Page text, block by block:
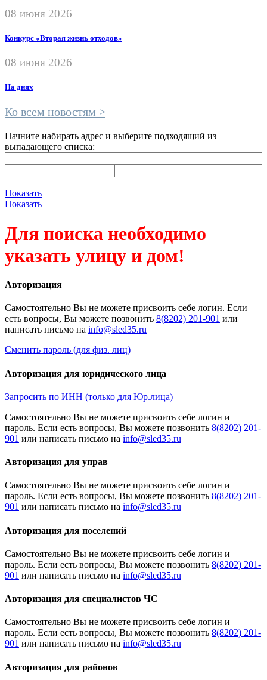
08 июня 2026
Конкурс «Вторая жизнь отходов»
08 июня 2026
На днях
Ко всем новостям >
Начните набирать адрес и выберите подходящий из
выпадающего списка:
Показать
Показать
Для поиска необходимо
указать улицу и дом!
Авторизация
Cамостоятельно Вы не можете присвоить себе логин. Если
есть вопросы, Вы можете позвонить 8(8202) 201-901 или
написать письмо на
Сменить пароль (для физ. лиц)
Авторизация для юридического лица
Запросить по ИНН (только для Юр.лица)
Cамостоятельно Вы не можете присвоить себе логин и
пароль. Если есть вопросы, Вы можете позвонить 8(8202) 201-
901 или написать письмо на
Авторизация для управ
Cамостоятельно Вы не можете присвоить себе логин и
пароль. Если есть вопросы, Вы можете позвонить 8(8202) 201-
901 или написать письмо на
Авторизация для поселений
Cамостоятельно Вы не можете присвоить себе логин и
пароль. Если есть вопросы, Вы можете позвонить 8(8202) 201-
901 или написать письмо на
Авторизация для специалистов ЧС
Cамостоятельно Вы не можете присвоить себе логин и
пароль. Если есть вопросы, Вы можете позвонить 8(8202) 201-
901 или написать письмо на
Авторизация для районов